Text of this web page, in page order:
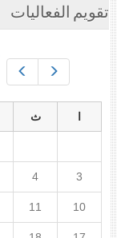
تقويم الفعاليات
ث
3
4
10
11